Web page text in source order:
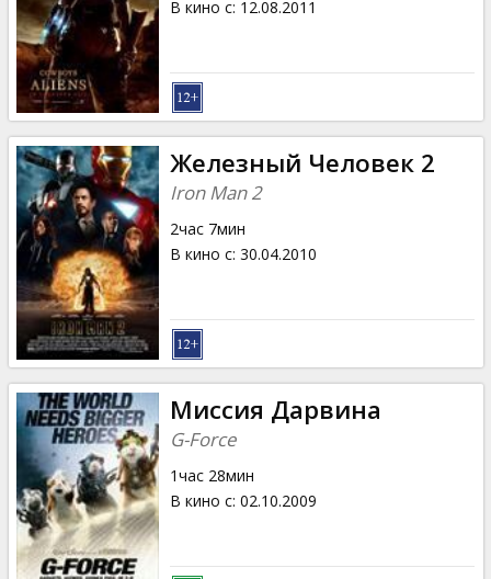
В кино с: 12.08.2011
Железный Человек 2
Iron Man 2
2час 7мин
В кино с: 30.04.2010
Миссия Дарвина
G-Force
1час 28мин
В кино с: 02.10.2009